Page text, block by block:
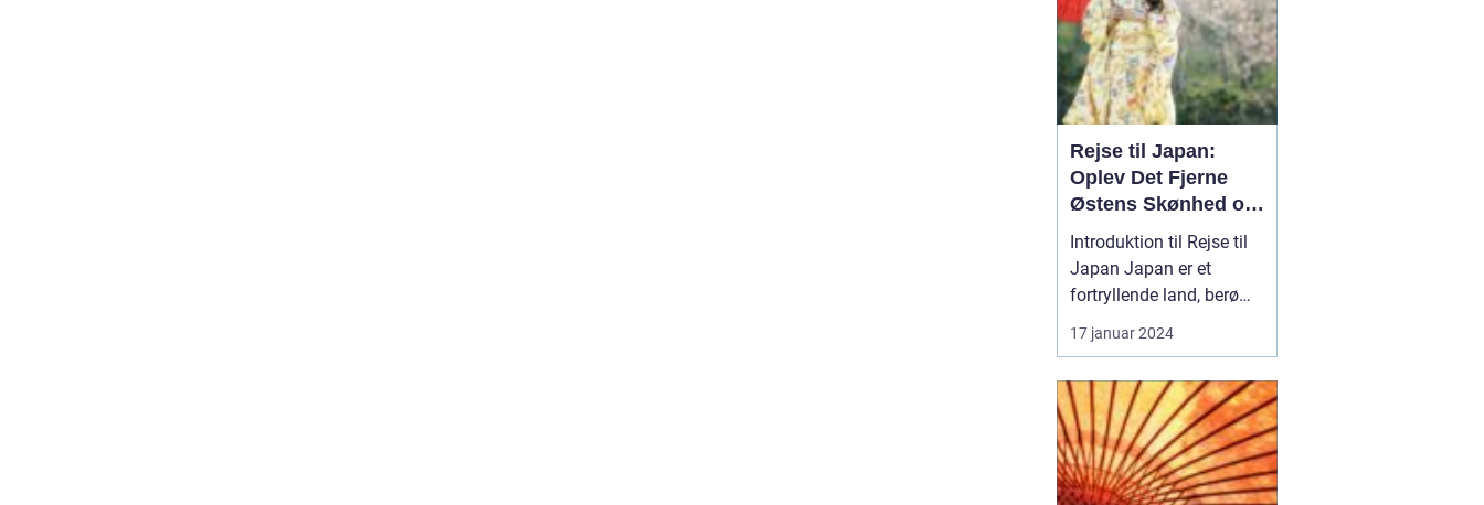
præsente...
Rejse til Japan:
Oplev Det Fjerne
Østens Skønhed og
Kultur
Introduktion til Rejse til
Japan Japan er et
fortryllende land, berømt
for sin unikke blanding
af gammel tradition og
pulserende gader i Tokyo
til det fredelige Kyoto og
de ikoniske
bjerglandskaber i
17 januar 2024